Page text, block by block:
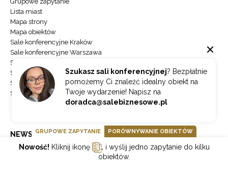
Szukasz sali konferencyjnej? Bezpłatnie
pomożemy Ci znaleźć idealny obiekt na
Twoje wydarzenie! Napisz na
doradca@salebiznesowe.pl
Lista miast
Mapa strony
Mapa obiektów
Sale konferencyjne Kraków
Sale konferencyjne Warszawa
Sale konferencyjne Zakopane
Sale konferencyjne Gdańsk
Sale konferencyjne Łódź
Sale konferencyjne Wrocław
NEWSLETTERGRUPOWE ZAPYTANIE PORÓWNYWANIE OBIEKTÓW
Nowość! Kliknij ikonę
i wyślij jedno zapytanie do kilku
obiektów.